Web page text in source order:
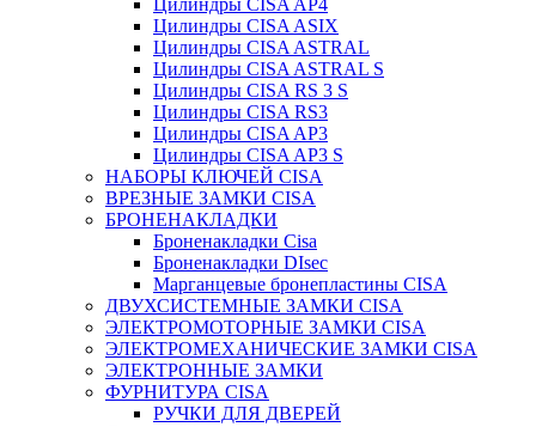
Цилиндры CISA ASIX
Цилиндры CISA ASTRAL
Цилиндры CISA ASTRAL S
Цилиндры CISA RS 3 S
Цилиндры CISA RS3
Цилиндры CISA AP3
Цилиндры CISA AP3 S
НАБОРЫ КЛЮЧЕЙ CISA
ВРЕЗНЫЕ ЗАМКИ CISA
БРОНЕНАКЛАДКИ
Броненакладки Сisa
Броненакладки DIsec
Марганцевые бронепластины CISA
ДВУХСИСТЕМНЫЕ ЗАМКИ CISA
ЭЛЕКТРОМОТОРНЫЕ ЗАМКИ CISA
ЭЛЕКТРОМЕХАНИЧЕСКИЕ ЗАМКИ CISA
ЭЛЕКТРОННЫЕ ЗАМКИ
ФУРНИТУРА CISA
РУЧКИ ДЛЯ ДВЕРЕЙ